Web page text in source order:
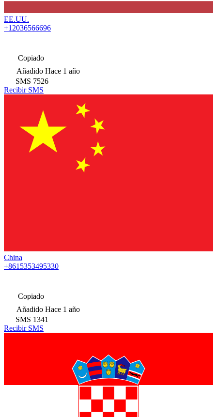
EE.UU.
+12036566696
Copiado
Añadido Hace 1 año
SMS 7526
Recibir SMS
China
+8615353495330
Copiado
Añadido Hace 1 año
SMS 1341
Recibir SMS